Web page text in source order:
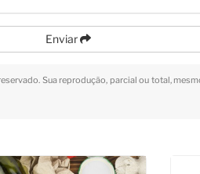
Enviar
Sua reprodução, parcial ou total,